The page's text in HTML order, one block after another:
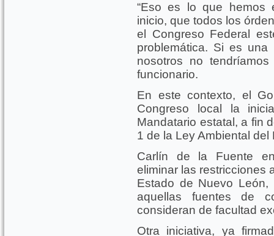
“Eso es lo que hemos
inicio, que todos los
el Congreso Federal
problemática. Si es
nosotros no
funcionario.
En este contexto, el
Congreso local la
Mandatario estatal, a fin
1 de la Ley Ambiental
Carlín de la Fuente
eliminar las restricciones
Estado de Nuevo
aquellas fuentes de
consideran de facultad
Otra iniciativa, ya